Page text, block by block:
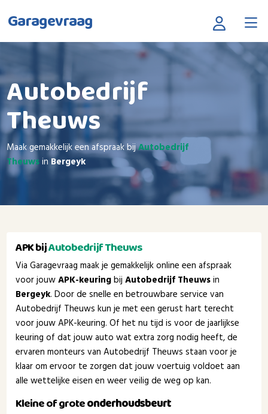
Garagevraag
Autobedrijf
Theuws
Maak gemakkelijk een afspraak bijAutobedrijf
Theuwsin Bergeyk
APK bijAutobedrijf Theuws
Via Garagevraag maak je gemakkelijk online een afspraak
voor jouwAPK-keuringbijAutobedrijf Theuwsin
Bergeyk. Door de snelle en betrouwbare service van
Autobedrijf Theuws kun je met een gerust hart terecht
voor jouw APK-keuring. Of het nu tijd is voor de jaarlijkse
keuring of dat jouw auto wat extra zorg nodig heeft, de
ervaren monteurs van Autobedrijf Theuws staan voor je
klaar om ervoor te zorgen dat jouw voertuig voldoet aan
alle wettelijke eisen en weer veilig de weg op kan.
Kleine of groteonderhoudsbeurt